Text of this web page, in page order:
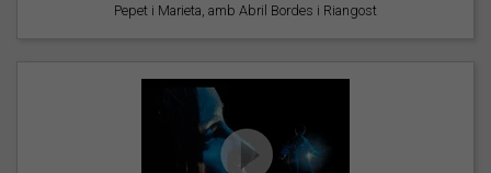
Pepet i Marieta, amb Abril Bordes i Riangost